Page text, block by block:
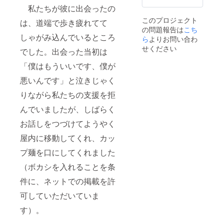
私たちが彼に出会ったの
は、道端で歩き疲れてて
しゃがみ込んでいるところ
でした。出会った当初は
「僕はもういいです、僕が
悪いんです」と泣きじゃく
りながら私たちの支援を拒
んでいましたが、しばらく
お話しをつづけてようやく
屋内に移動してくれ、カッ
プ麺を口にしてくれました
（ボカシを入れることを条
件に、ネットでの掲載を許
可していただいていま
す）。
このプロジェクト
の問題報告はこち
らよりお問い合わ
せください